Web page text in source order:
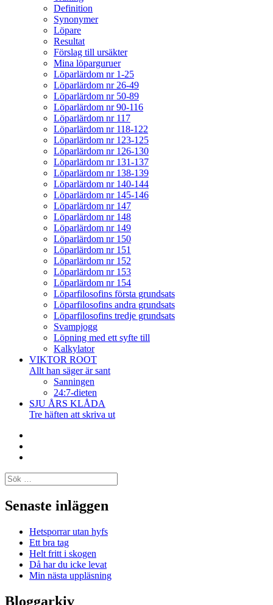
Definition
Synonymer
Löpare
Resultat
Förslag till ursäkter
Mina löparguruer
Löparlärdom nr 1-25
Löparlärdom nr 26-49
Löparlärdom nr 50-89
Löparlärdom nr 90-116
Löparlärdom nr 117
Löparlärdom nr 118-122
Löparlärdom nr 123-125
Löparlärdom nr 126-130
Löparlärdom nr 131-137
Löparlärdom nr 138-139
Löparlärdom nr 140-144
Löparlärdom nr 145-146
Löparlärdom nr 147
Löparlärdom nr 148
Löparlärdom nr 149
Löparlärdom nr 150
Löparlärdom nr 151
Löparlärdom nr 152
Löparlärdom nr 153
Löparlärdom nr 154
Löparfilosofins första grundsats
Löparfilosofins andra grundsats
Löparfilosofins tredje grundsats
Svampjogg
Löpning med ett syfte till
Kalkylator
VIKTOR ROOT
Allt han säger är sant
Sanningen
24:7-dieten
SJU ÅRS KLÅDA
Tre häften att skriva ut
Sök
efter:
Senaste inläggen
Hetsporrar utan hyfs
Ett bra tag
Helt fritt i skogen
Då har du icke levat
Min nästa uppläsning
Bloggarkiv